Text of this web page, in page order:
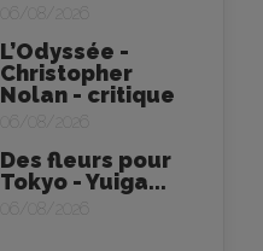
06/08/2026
L’Odyssée -
Christopher
Nolan - critique
06/08/2026
Des fleurs pour
Tokyo - Yuiga...
06/08/2026